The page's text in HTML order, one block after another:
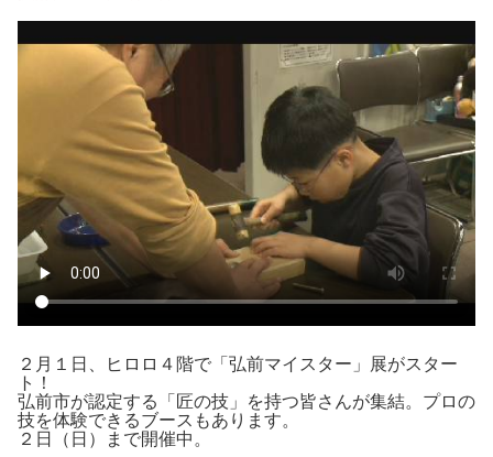
２月１日、ヒロロ４階で「弘前マイスター」展がスター
ト！
弘前市が認定する「匠の技」を持つ皆さんが集結。プロの
技を体験できるブースもあります。
２日（日）まで開催中。